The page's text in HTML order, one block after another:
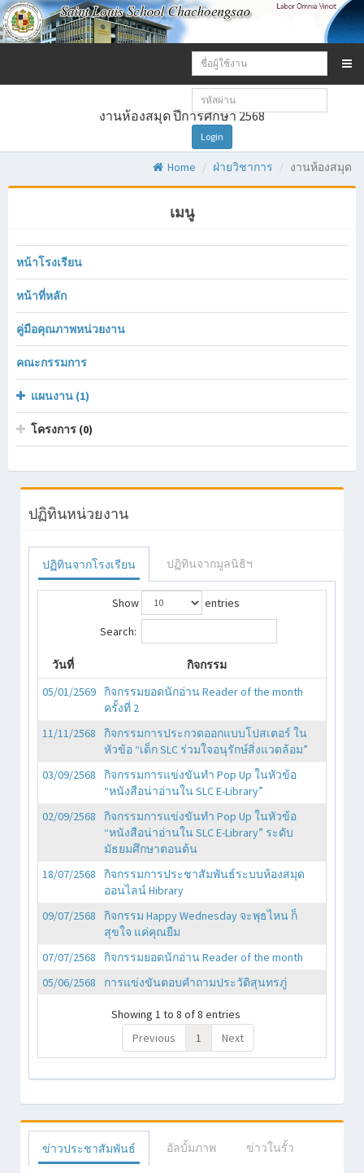
Email
address:
Password:
Login
งานห้องสมุด ปีการศึกษา 2568
Home ฝ่ายวิชาการ งานห้องสมุด
เมนู
หน้าโรงเรียน
หน้าที่หลัก
คู่มือคุณภาพหน่วยงาน
คณะกรรมการ
แผนงาน (1)
โครงการ (0)
ปฏิทินหน่วยงาน
ปฏิทินจากโรงเรียน ปฏิทินจากมูลนิธิฯ
Show
entries
Search:
วันที่
กิจกรรม
05/01/2569 กิจกรรมยอดนักอ่าน Reader of the month
ครั้งที่ 2
11/11/2568
กิจกรรมการประกวดออกแบบโปสเตอร์ ใน
หัวข้อ “เด็ก SLC ร่วมใจอนุรักษ์สิ่งแวดล้อม”
03/09/2568
กิจกรรมการแข่งขันทำ Pop Up ในหัวข้อ
“หนังสือน่าอ่านใน SLC E-Library”
02/09/2568
กิจกรรมการแข่งขันทำ Pop Up ในหัวข้อ
“หนังสือน่าอ่านใน SLC E-Library” ระดับ
มัธยมศึกษาตอนต้น
18/07/2568
กิจกรรมการประชาสัมพันธ์ระบบห้องสมุด
ออนไลน์ Hibrary
09/07/2568
กิจกรรม Happy Wednesday จะพุธไหน ก็
สุขใจ แค่คุณยืม
07/07/2568
กิจกรรมยอดนักอ่าน Reader of the month
05/06/2568
การแข่งขันตอบคำถามประวัติสุนทรภู่
Showing 1 to 8 of 8 entries
Previous
1 Next
ข่าวประชาสัมพันธ์ อัลบั้มภาพ ข่าวในรั้ว